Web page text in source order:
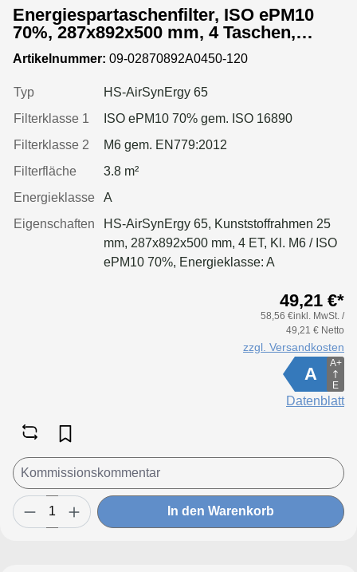
Energiespartaschenfilter, ISO ePM10
70%, 287x892x500 mm, 4 Taschen,
Kunststoffrahmen
Artikelnummer: 09-02870892A0450-120
Typ
HS-AirSynErgy 65
Filterklasse 1
ISO ePM10 70% gem. ISO 16890
Filterklasse 2
M6 gem. EN779:2012
Filterfläche
3.8 m²
Energieklasse
A
Eigenschaften
HS-AirSynErgy 65, Kunststoffrahmen 25
mm, 287x892x500 mm, 4 ET, Kl. M6 / ISO
ePM10 70%, Energieklasse: A
49,21 €*
58,56 €inkl. MwSt. /
49,21 € Netto
zzgl. Versandkosten
A
A+
E
Datenblatt
In den Warenkorb